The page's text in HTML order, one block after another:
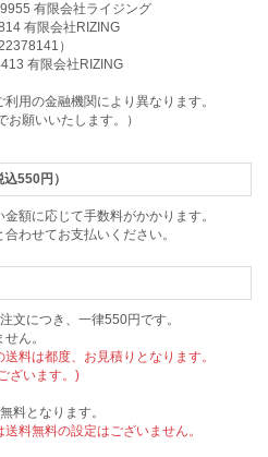
有限会社ライジング
有限会社RIZING
）
有限会社RIZING
用の金融機関により異なります。
お願いいたします。）
550円）
額に応じて手数料がかかります。
わせてお支払いください。
文につき、一律550円です。
ん。
料は都度、お見積りとなります。
ざいます。)
料となります。
料無料の設定はございません。